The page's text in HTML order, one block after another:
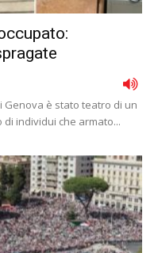
Genova è stato teatro di un
individui che armato...